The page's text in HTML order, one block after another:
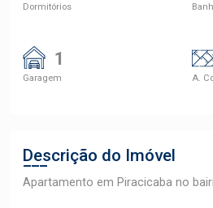
Dormitórios
1
Garagem A.
Descrição do Imóvel
Apartamento em Piracicaba no